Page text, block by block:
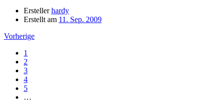
Ersteller hardy
Erstellt am 11. Sep. 2009
Vorherige
1
2
3
4
5
…